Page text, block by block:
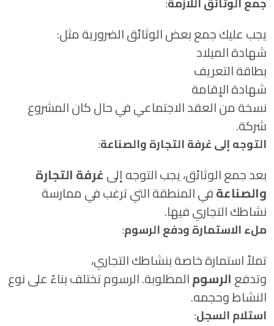
يجب عليك جمع بعض الوثائق الضرورية مثل:
شهادة الميلاد
بطاقة التعريف
شهادة الإقامة
نسخة من العقد الاجتماعي في حال كان المشروع
شركة.
التوجه إلى غرفة التجارة والصناعة:
بعد جمع الوثائق، يجب التوجه إلىغرفة التجارة
والصناعةفي المنطقة التي ترغب في ممارسة
نشاطك التجاري فيها.
ملء الاستمارة ودفع الرسوم:
تملأ استمارة خاصة بنشاطك التجاري،
وتدفعالرسومالمطلوبة. الرسوم تختلف بناءً على نوع
النشاط وحجمه.
استلام السجل: